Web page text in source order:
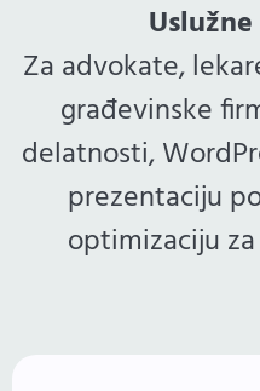
Za advokate,
građevinske
delatnosti,
prezentaciju
optimizaciju